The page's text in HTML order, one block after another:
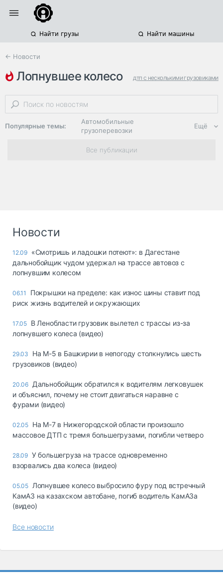
Найти грузы Найти машины
← Новости
лопнувшее колесо дтп с несколькими грузовиками
дтп дтп с погибшими
Популярные темы:
Автомобильные
грузоперевозки
Региональная
логистика
опасные грузы
Таможня и ВЭД
грузовые
терминалы
транспорт
Автосервис,
Топливо, масла и
автохимия
Дзен
Ещё
Все публикации
Новости
12.09 «Смотришь и ладошки потеют»: в Дагестане
дальнобойщик чудом удержал на трассе автовоз с
лопнувшим колесом
06.11
Покрышки на пределе: как износ шины ставит под
риск жизнь водителей и окружающих
17.05 В Ленобласти грузовик вылетел с трассы из-за
лопнувшего колеса (видео)
29.03
На М-5 в Башкирии в непогоду столкнулись шесть
грузовиков (видео)
20.06 Дальнобойщик обратился к водителям легковушек
и объяснил, почему не стоит двигаться наравне с
фурами (видео)
02.05 На М-7 в Нижегородской области произошло
массовое ДТП с тремя большегрузами, погибли четверо
28.09 У большегруза на трассе одновременно
взорвались два колеса (видео)
05.05 Лопнувшее колесо выбросило фуру под встречный
КамАЗ на казахском автобане, погиб водитель КамАЗа
(видео)
Все новости